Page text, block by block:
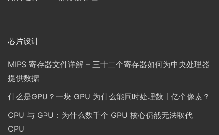
芯片设计
MIPS 寄存器文件详解 – 三十二个寄存器如何为中央处理器
提供数据
什么是GPU？一块 GPU 为什么能同时处理数十亿个像素？
CPU 与 GPU：为什么数千个 GPU 核心仍然无法取代
CPU